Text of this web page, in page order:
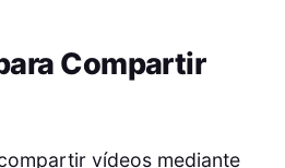
Compartir
vídeos mediante